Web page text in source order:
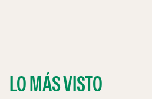
LO MÁS VISTO